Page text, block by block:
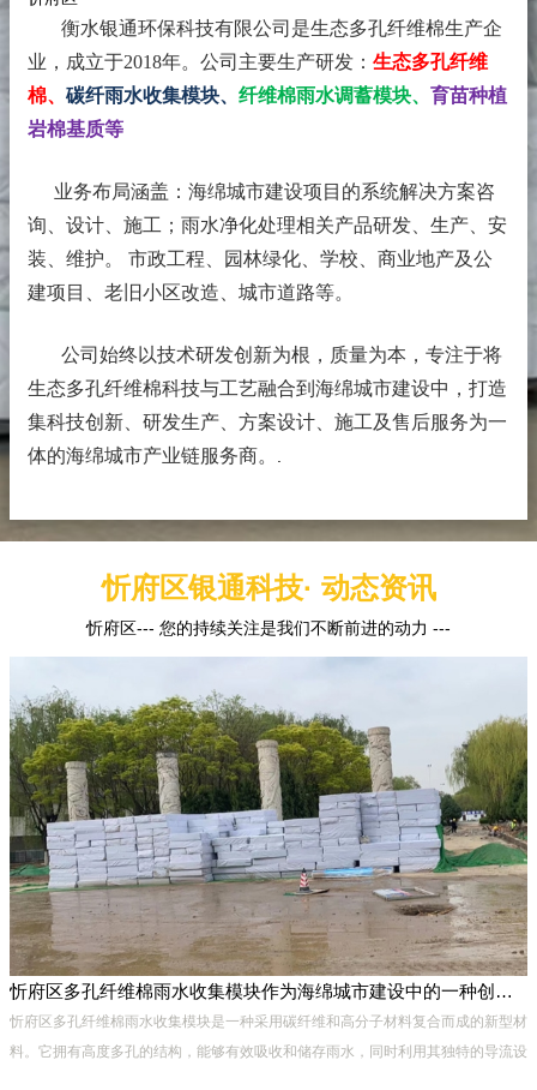
衡水银通环保科技有限公司是生态多孔纤维棉生产企
业，成立于2018年。 公司主要生产研发： 生态多孔纤维
棉、 碳纤雨水收集模块、 纤维棉雨水调蓄模块、 育苗种植
岩棉基质等
业务布局涵盖：海绵城市建设项目的系统解决方案咨
询、设计、施工；雨水净化处理相关产品研发、生产、安
装、维护。 市政工程、园林绿化、学校、商业地产及公
建项目、老旧小区改造、城市道路等。
公司始终以技术研发创新为根，质量为本，专注于将
生态多孔纤维棉科技与工艺融合到海绵城市建设中，打造
集科技创新、研发生产、方案设计、施工及售后服务为一
体的海绵城市产业链服务商。
忻府区银通科技· 动态资讯
忻府区--- 您的持续关注是我们不断前进的动力 ---
忻府区多孔纤维棉雨水收集模块作为海绵城市建设中的一种创新材料
忻府区多孔纤维棉雨水收集模块是一种采用碳纤维和高分子材料复合而成的新型材
料。它拥有高度多孔的结构，能够有效吸收和储存雨水，同时利用其独特的导流设